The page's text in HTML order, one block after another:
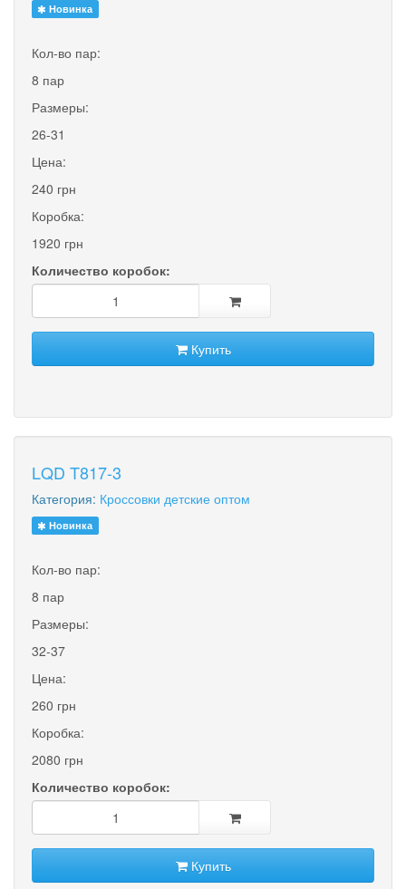
Новинка
Кол-во пар:
8 пар
Размеры:
26-31
Цена:
240 грн
Коробка:
1920 грн
Количество коробок:
Купить
LQD T817-3
Категория: Кроссовки детские оптом
Новинка
Кол-во пар:
8 пар
Размеры:
32-37
Цена:
260 грн
Коробка:
2080 грн
Количество коробок:
Купить